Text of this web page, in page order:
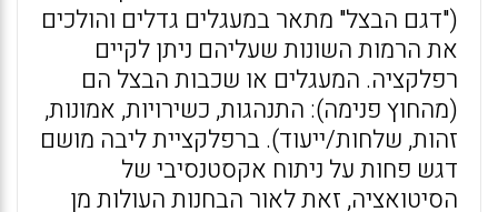
("דגם הבצל" מתאר במעגלים גדלים והולכים
את הרמות השונות שעליהם ניתן לקיים
רפלקציה. המעגלים או שכבות הבצל הם
(מהחוץ פנימה): התנהגות, כשירויות, אמונות,
זהות, שלחות/ייעוד). ברפלקציית ליבה מושם
דגש פחות על ניתוח אקסטנסיבי של
הסיטואציה, זאת לאור הבחנות העולות מן